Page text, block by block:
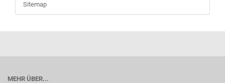
Sitemap
MEHR ÜBER...